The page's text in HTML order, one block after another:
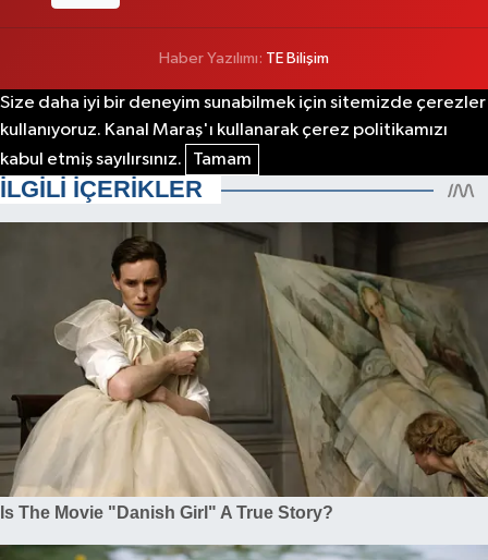
Haber Yazılımı: TE Bilişim
Size daha iyi bir deneyim sunabilmek için sitemizde çerezler
kullanıyoruz. Kanal Maraş'ı kullanarak çerez politikamızı
kabul etmiş sayılırsınız.
Tamam